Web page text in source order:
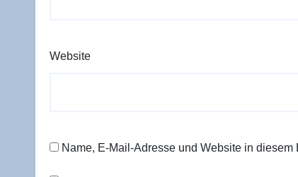
Website
Name, E-Mail-Adresse und Website in